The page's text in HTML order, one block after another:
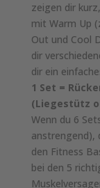
zeigen dir
mit Warm Up
Out und Cool
dir
dir ein
1 Set =
(Liegestütz
Wenn du 6
anstrengend),
den Fitness
bei den 5